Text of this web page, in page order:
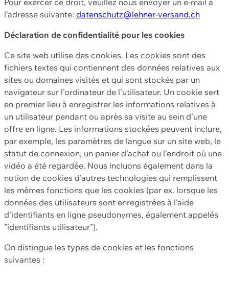
l'adresse suivante: datenschutz@lehner-versand.ch
Déclaration de confidentialité pour les cookies
Ce site web utilise des cookies. Les cookies sont des
fichiers textes qui contiennent des données relatives aux
sites ou domaines visités et qui sont stockés par un
navigateur sur l'ordinateur de l'utilisateur. Un cookie sert
en premier lieu à enregistrer les informations relatives à
un utilisateur pendant ou après sa visite au sein d'une
offre en ligne. Les informations stockées peuvent inclure,
par exemple, les paramètres de langue sur un site web, le
statut de connexion, un panier d'achat ou l'endroit où une
vidéo a été regardée. Nous incluons également dans la
notion de cookies d'autres technologies qui remplissent
les mêmes fonctions que les cookies (par ex. lorsque les
données des utilisateurs sont enregistrées à l'aide
d'identifiants en ligne pseudonymes, également appelés
"identifiants utilisateur").
On distingue les types de cookies et les fonctions
suivantes :